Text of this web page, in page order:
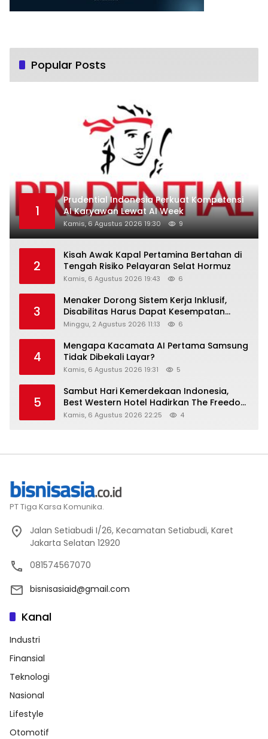
Popular Posts
1
Prudential Indonesia Perkuat Kompetensi
AI Karyawan Lewat AI Week
Kamis, 6 Agustus 2026 19:30 9
2
Kisah Awak Kapal Pertamina Bertahan di
Tengah Risiko Pelayaran Selat Hormuz
Kamis, 6 Agustus 2026 19:43 6
3
Menaker Dorong Sistem Kerja Inklusif,
Disabilitas Harus Dapat Kesempatan
Setara
Minggu, 2 Agustus 2026 11:13 6
4
Mengapa Kacamata AI Pertama Samsung
Tidak Dibekali Layar?
Kamis, 6 Agustus 2026 19:31 5
5
Sambut Hari Kemerdekaan Indonesia,
Best Western Hotel Hadirkan The Freedom
Stay Diskon Hingga 45%
Kamis, 6 Agustus 2026 22:25 4
PT Tiga Karsa Komunika.
Jalan Setiabudi I/26, Kecamatan Setiabudi, Karet
Jakarta Selatan 12920
081574567070
bisnisasiaid@gmail.com
Kanal
Industri
Finansial
Teknologi
Nasional
Lifestyle
Otomotif